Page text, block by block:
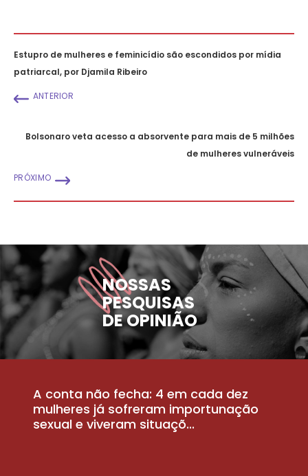
Estupro de mulheres e feminicídio são escondidos por mídia
patriarcal, por Djamila Ribeiro
ANTERIOR
Bolsonaro veta acesso a absorvente para mais de 5 milhões
de mulheres vulneráveis
PRÓXIMO
NOSSAS
PESQUISAS
DE OPINIÃO
A conta não fecha: 4 em cada dez
mulheres já sofreram importunação
sexual e viveram situaçõ...